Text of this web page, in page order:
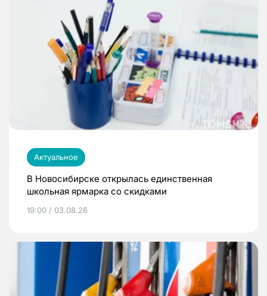
Актуальное
В Новосибирске открылась единственная
школьная ярмарка со скидками
19:00 / 03.08.26